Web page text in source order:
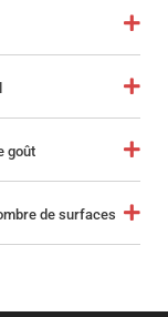
goût
de surfaces